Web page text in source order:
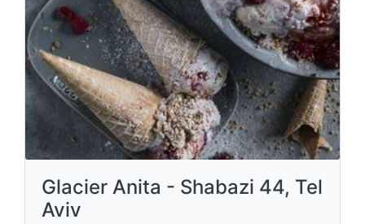
Glacier Anita - Shabazi 44, Tel
Aviv